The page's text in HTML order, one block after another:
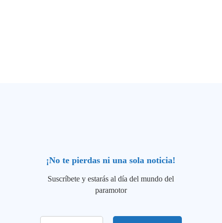
¡No te pierdas ni una sola noticia!
Suscríbete y estarás al día del mundo del
paramotor